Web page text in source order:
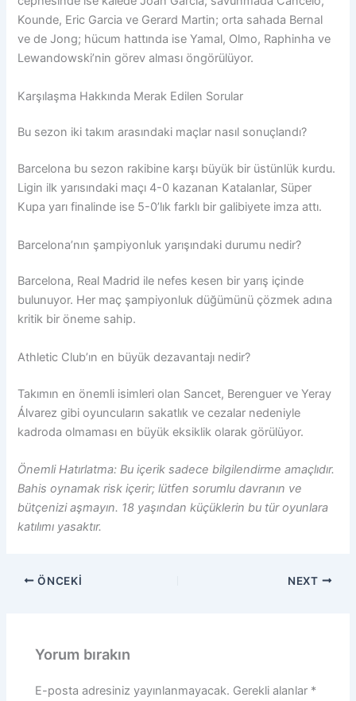
Kounde, Eric Garcia ve Gerard Martin; orta sahada Bernal
ve de Jong; hücum hattında ise Yamal, Olmo, Raphinha ve
Lewandowski’nin görev alması öngörülüyor.
Karşılaşma Hakkında Merak Edilen Sorular
Bu sezon iki takım arasındaki maçlar nasıl sonuçlandı?
Barcelona bu sezon rakibine karşı büyük bir üstünlük kurdu.
Ligin ilk yarısındaki maçı 4-0 kazanan Katalanlar, Süper
Kupa yarı finalinde ise 5-0’lık farklı bir galibiyete imza attı.
Barcelona’nın şampiyonluk yarışındaki durumu nedir?
Barcelona, Real Madrid ile nefes kesen bir yarış içinde
bulunuyor. Her maç şampiyonluk düğümünü çözmek adına
kritik bir öneme sahip.
Athletic Club’ın en büyük dezavantajı nedir?
Takımın en önemli isimleri olan Sancet, Berenguer ve Yeray
Álvarez gibi oyuncuların sakatlık ve cezalar nedeniyle
kadroda olmaması en büyük eksiklik olarak görülüyor.
Önemli Hatırlatma: Bu içerik sadece bilgilendirme amaçlıdır.
Bahis oynamak risk içerir; lütfen sorumlu davranın ve
bütçenizi aşmayın. 18 yaşından küçüklerin bu tür oyunlara
katılımı yasaktır.
ÖNCEKI NEXT
Yorum bırakın
E-posta adresiniz yayınlanmayacak. Gerekli alanlar *